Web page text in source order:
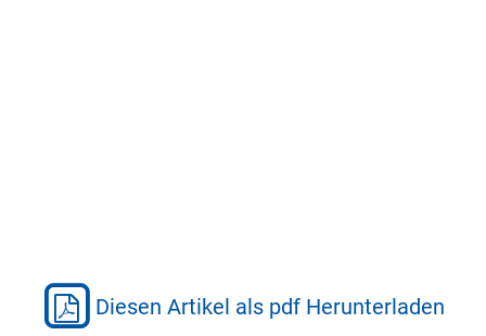
Diesen Artikel als pdf Herunterladen